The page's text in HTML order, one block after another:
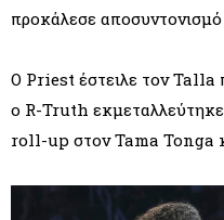
προκάλεσε
Ο Priest έστειλε τον Talla
ο R-Truth εκμεταλλεύτηκε
roll-up στον Tama Tonga